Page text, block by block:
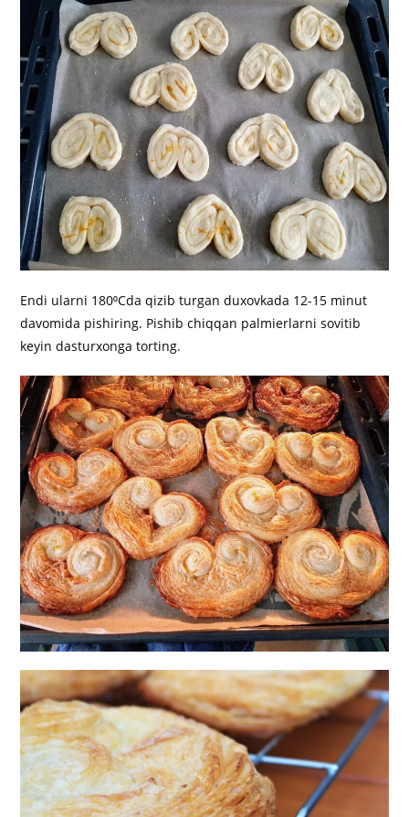
Endi ularni 180⁰Cda qizib turgan duxovkada 12-15 minut
davomida pishiring. Pishib chiqqan palmierlarni sovitib
keyin dasturxonga torting.